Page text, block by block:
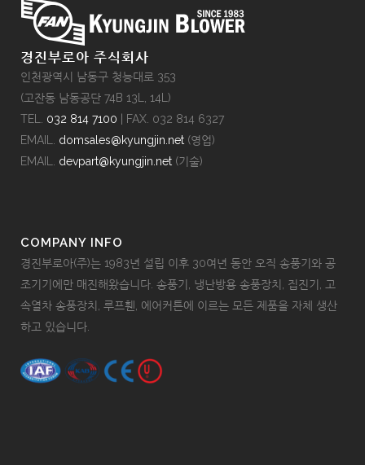
경진부로아 주식회사
인천광역시 남동구 청능대로 353
(고잔동 남동공단 74B 13L, 14L)
TEL. 032 814 7100 | FAX. 032 814 6327
EMAIL. domsales@kyungjin.net (영업)
EMAIL. devpart@kyungjin.net (기술)
COMPANY INFO
경진부로아(주)는 1983년 설립 이후 30여년 동안 오직 송풍기와 공
조기기에만 매진해왔습니다. 송풍기, 냉난방용 송풍장치, 집진기, 고
속열차 송풍장치, 루프휀, 에어커튼에 이르는 모든 제품을 자체 생산
하고 있습니다.